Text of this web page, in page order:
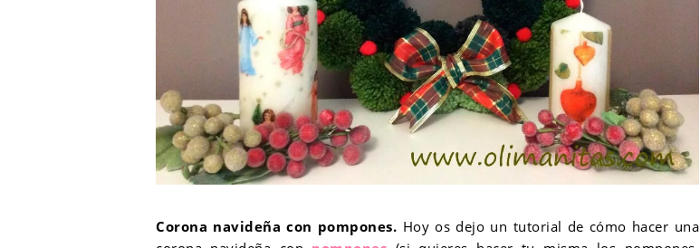
Corona navideña con pompones. Hoy os dejo un tutorial de cómo hacer una